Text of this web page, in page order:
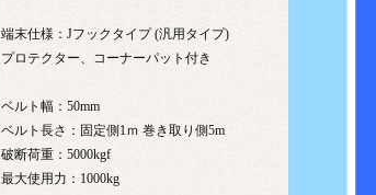
端末仕様：Jフックタイプ (汎用タイプ)
プロテクター、コーナーパット付き
ベルト幅：50mm
ベルト長さ：固定側1ｍ 巻き取り側5m
破断荷重：5000kgf
最大使用力：1000kg